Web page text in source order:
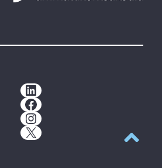
LinkedIn
Facebook
Instagram
X
Takaisin